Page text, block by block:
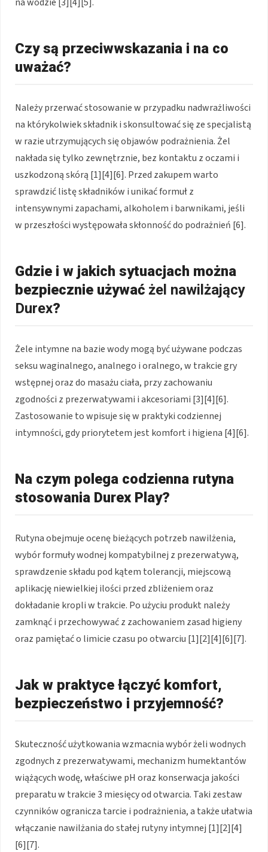
Czy są przeciwwskazania i na co
uważać?
Należy przerwać stosowanie w przypadku nadwrażliwości
na którykolwiek składnik i skonsultować się ze specjalistą
w razie utrzymujących się objawów podrażnienia. Żel
nakłada się tylko zewnętrznie, bez kontaktu z oczami i
uszkodzoną skórą [1][4][6]. Przed zakupem warto
sprawdzić listę składników i unikać formuł z
intensywnymi zapachami, alkoholem i barwnikami, jeśli
w przeszłości występowała skłonność do podrażnień [6].
Gdzie i w jakich sytuacjach można
bezpiecznie używać żel nawilżający
Durex?
Żele intymne na bazie wody mogą być używane podczas
seksu waginalnego, analnego i oralnego, w trakcie gry
wstępnej oraz do masażu ciała, przy zachowaniu
zgodności z prezerwatywami i akcesoriami [3][4][6].
Zastosowanie to wpisuje się w praktyki codziennej
intymności, gdy priorytetem jest komfort i higiena [4][6].
Na czym polega codzienna rutyna
stosowania Durex Play?
Rutyna obejmuje ocenę bieżących potrzeb nawilżenia,
wybór formuły wodnej kompatybilnej z prezerwatywą,
sprawdzenie składu pod kątem tolerancji, miejscową
aplikację niewielkiej ilości przed zbliżeniem oraz
dokładanie kropli w trakcie. Po użyciu produkt należy
zamknąć i przechowywać z zachowaniem zasad higieny
oraz pamiętać o limicie czasu po otwarciu [1][2][4][6][7].
Jak w praktyce łączyć komfort,
bezpieczeństwo i przyjemność?
Skuteczność użytkowania wzmacnia wybór żeli wodnych
zgodnych z prezerwatywami, mechanizm humektantów
wiążących wodę, właściwe pH oraz konserwacja jakości
preparatu w trakcie 3 miesięcy od otwarcia. Taki zestaw
czynników ogranicza tarcie i podrażnienia, a także ułatwia
włączanie nawilżania do stałej rutyny intymnej [1][2][4]
[6][7].